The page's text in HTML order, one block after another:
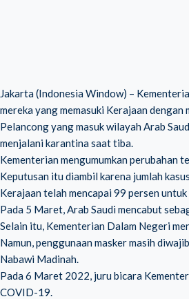
Jakarta (Indonesia Window) –
mereka yang memasuki Kerajaan
Pelancong yang masuk wilayah Arab
menjalani karantina saat tiba.
Kementerian mengumumkan perubahan
Keputusan itu diambil karena jumlah
Kerajaan telah mencapai 99 persen
Pada 5 Maret, Arab Saudi mencabut
Selain itu, Kementerian Dalam Negeri
Namun, penggunaan masker masih
Nabawi Madinah.
Pada 6 Maret 2022, juru bicara
COVID-19.